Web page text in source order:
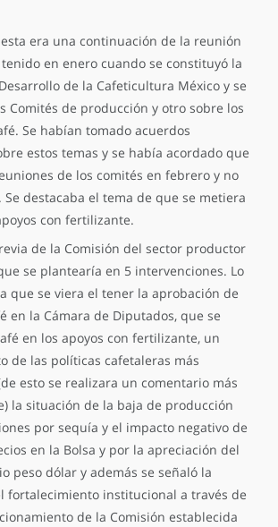
era una continuación de la reunión
en enero cuando se constituyó la
de la Cafeticultura México y se
Comités de producción y otro sobre los
Se habían tomado acuerdos
estos temas y se había acordado que
de los comités en febrero y no
destacaba el tema de que se metiera
con fertilizante.
de la Comisión del sector productor
se plantearía en 5 intervenciones. Lo
que se viera el tener la aprobación de
en la Cámara de Diputados, que se
en los apoyos con fertilizante, un
de las políticas cafetaleras más
esto se realizara un comentario más
la situación de la baja de producción
por sequía y el impacto negativo de
en la Bolsa y por la apreciación del
peso dólar y además se señaló la
fortalecimiento institucional a través de
de la Comisión establecida